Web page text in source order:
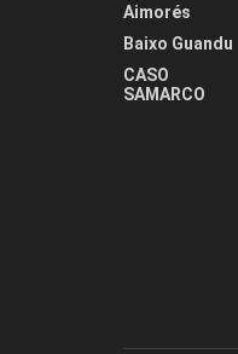
Aimorés
Baixo Guandu
CASO
SAMARCO